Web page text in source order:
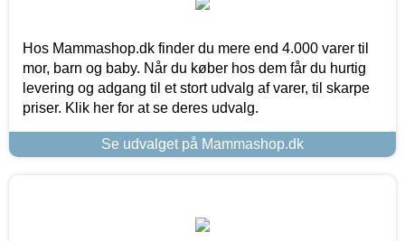
Hos Mammashop.dk finder du mere end 4.000 varer til
mor, barn og baby. Når du køber hos dem får du hurtig
levering og adgang til et stort udvalg af varer, til skarpe
priser. Klik her for at se deres udvalg.
Se udvalget på Mammashop.dk